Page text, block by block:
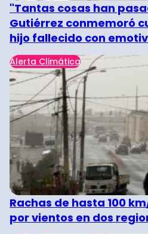
"Tantas cosas han
Gutiérrez conmemoró
hijo fallecido con
Alerta Climática
Rachas de hasta 100
por vientos en dos